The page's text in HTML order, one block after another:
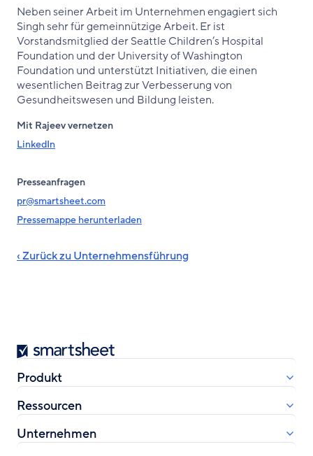
Neben seiner Arbeit im Unternehmen engagiert sich
Singh sehr für gemeinnützige Arbeit. Er ist
Vorstandsmitglied der Seattle Children’s Hospital
Foundation und der University of Washington
Foundation und unterstützt Initiativen, die einen
wesentlichen Beitrag zur Verbesserung von
Gesundheitswesen und Bildung leisten.
Mit Rajeev vernetzen
LinkedIn
Presseanfragen
pr@smartsheet.com
Pressemappe herunterladen
‹ Zurück zu Unternehmensführung
Smartsheet
Produkt
Ressourcen
Unternehmen